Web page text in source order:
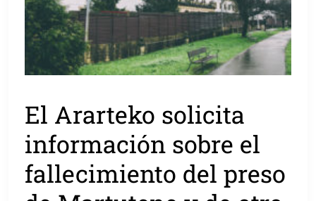
El Ararteko solicita
información sobre el
fallecimiento del preso